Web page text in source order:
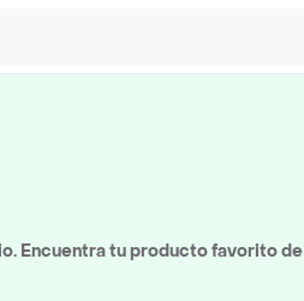
Encuentra tu producto favorito de